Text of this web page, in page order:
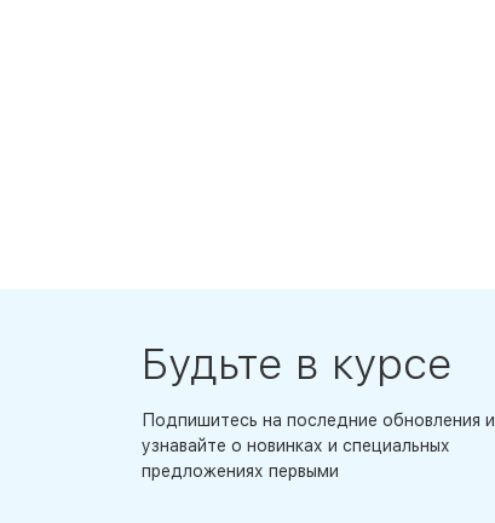
Будьте в курсе
Подпишитесь на последние обновления и
узнавайте о новинках и специальных
предложениях первыми